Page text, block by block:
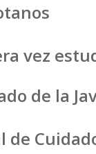
vez
de la
de